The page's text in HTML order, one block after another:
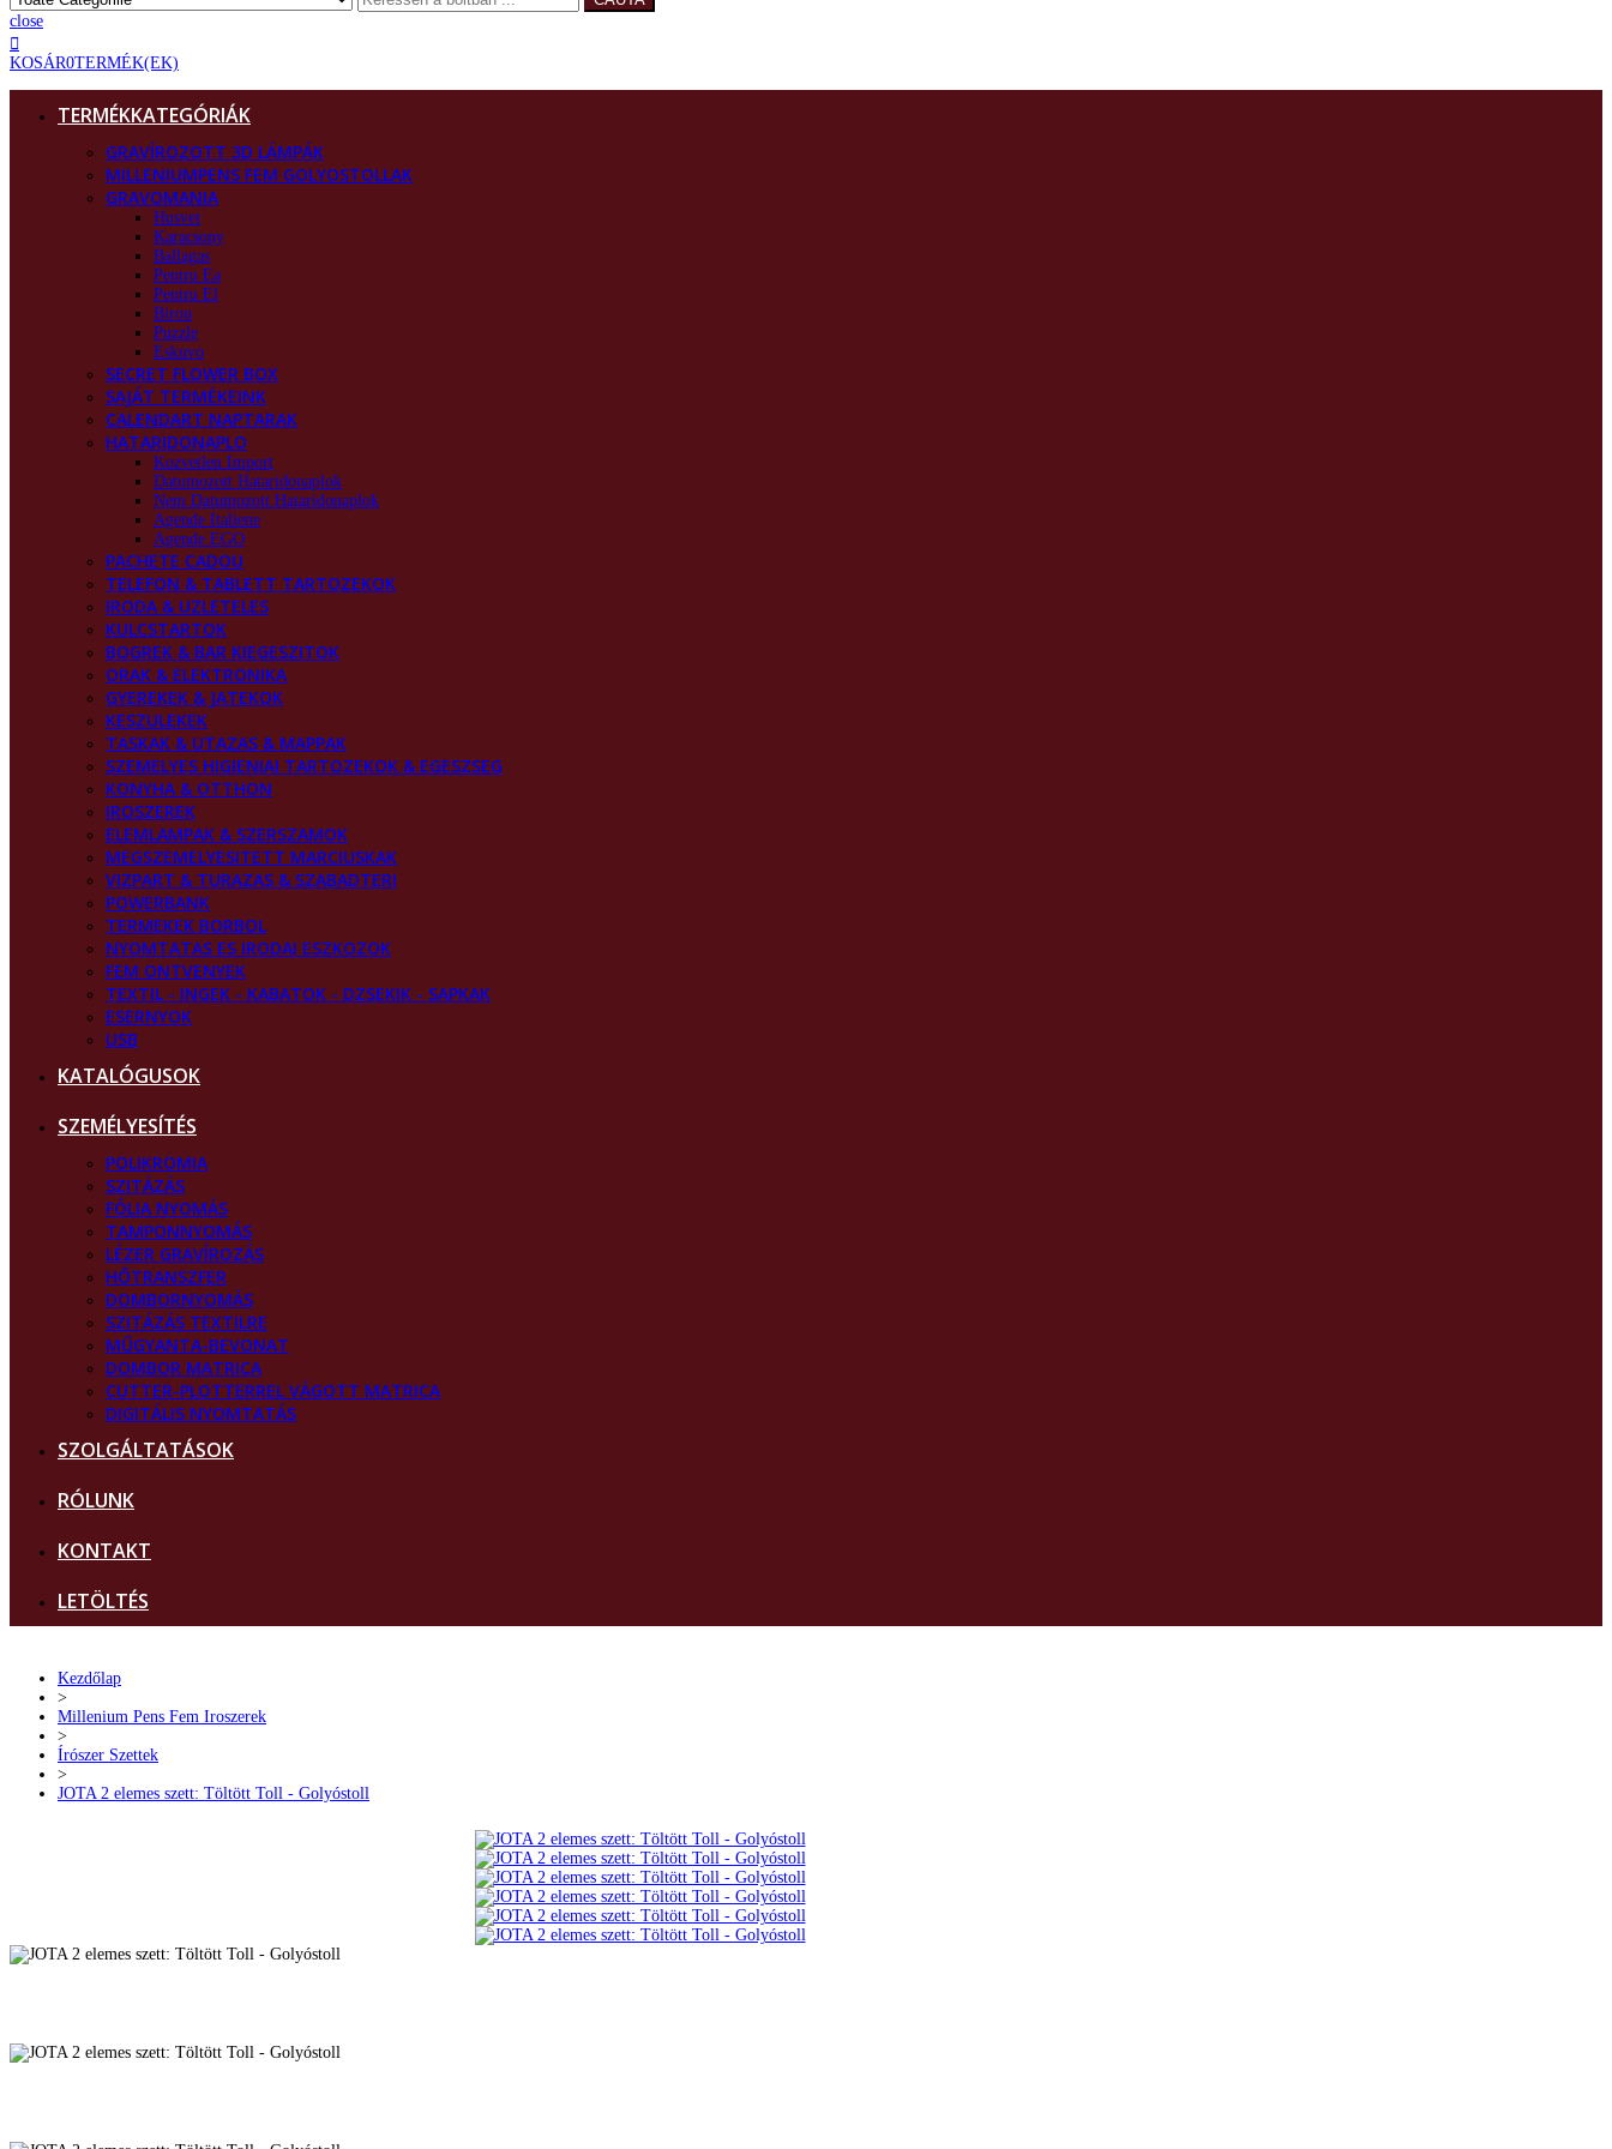
close
KOSÁR0TERMÉK(EK)
TERMÉKKATEGÓRIÁK
GRAVÍROZOTT 3D LÁMPÁK
MILLENIUMPENS FEM GOLYOSTOLLAK
GRAVOMANIA
Husvet
Karacsony
Ballagas
Pentru Ea
Pentru El
Birou
Puzzle
Eskuvo
SECRET FLOWER BOX
SAJÁT TERMÉKEINK
CALENDART NAPTARAK
HATARIDONAPLO
Kozvetlen Import
Datumozott Hataridonaplok
Nem Datumozott Hataridonaplok
Agende Italiene
Agende EGO
PACHETE CADOU
TELEFON & TABLETT TARTOZEKOK
IRODA & UZLETELES
KULCSTARTOK
BOGREK & BAR KIEGESZITOK
ORAK & ELEKTRONIKA
GYEREKEK & JATEKOK
KESZULEKEK
TASKAK & UTAZAS & MAPPAK
SZEMELYES HIGIENIAI TARTOZEKOK & EGESZSEG
KONYHA & OTTHON
IROSZEREK
ELEMLAMPAK & SZERSZAMOK
MEGSZEMELYESITETT MARCIUSKAK
VIZPART & TURAZAS & SZABADTERI
POWERBANK
TERMEKEK BORBOL
NYOMTATAS ES IRODAI ESZKOZOK
FEM ONTVENYEK
TEXTIL - INGEK - KABATOK - DZSEKIK - SAPKAK
ESERNYOK
USB
KATALÓGUSOK
SZEMÉLYESÍTÉS
POLIKROMIA
SZITÁZÁS
FÓLIA NYOMÁS
TAMPONNYOMÁS
LÉZER GRAVÍROZÁS
HŐTRANSZFER
DOMBORNYOMÁS
SZITÁZÁS TEXTILRE
MŰGYANTA-BEVONAT
DOMBOR MATRICA
CUTTER-PLOTTERREL VÁGOTT MATRICA
DIGITÁLIS NYOMTATÁS
SZOLGÁLTATÁSOK
RÓLUNK
KONTAKT
LETÖLTÉS
Kezdőlap
>
Millenium Pens Fem Iroszerek
>
Írószer Szettek
>
JOTA 2 elemes szett: Töltött Toll - Golyóstoll